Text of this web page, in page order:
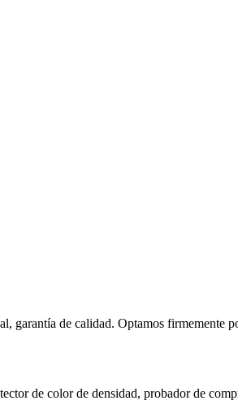
garantía de calidad. Optamos firmemente
de color de densidad, probador de